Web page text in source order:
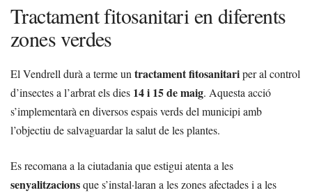
Tractament fitosanitari en diferents
zones verdes
El Vendrell durà a terme un tractament fitosanitariper al control
d’insectes a l’arbrat els dies 14 i 15 de maig. Aquesta acció
s’implementarà en diversos espais verds del municipi amb
l’objectiu de salvaguardar la salut de les plantes.
Es recomana a la ciutadania que estigui atenta a les
senyalitzacionsque s’instal·laran a les zones afectades i a les